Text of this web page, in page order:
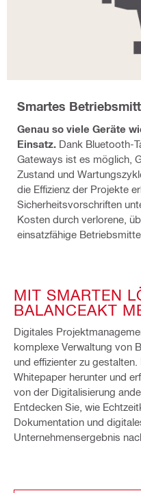
Smartes
Genau so viele Geräte
Einsatz. Dank Bluetooth-
Gateways ist es möglich,
Zustand und
die Effizienz der Projekte
Sicherheitsvorschriften
Kosten durch verlorene,
einsatzfähige
MIT SMARTEN
BALANCEAKT
Digitales
komplexe Verwaltung von
und effizienter zu
Whitepaper herunter und
von der Digitalisierung
Entdecken Sie, wie
Dokumentation und
Unternehmensergebnis